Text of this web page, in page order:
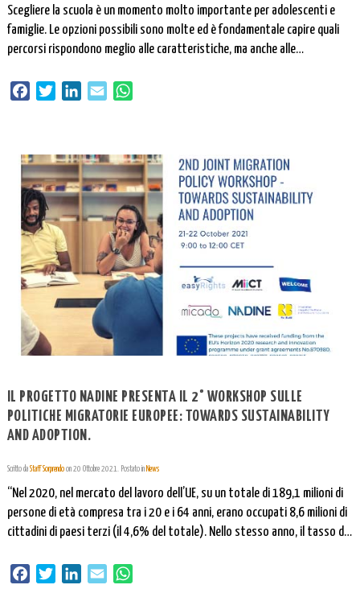
Scegliere la scuola è un momento molto importante per adolescenti e
famiglie. Le opzioni possibili sono molte ed è fondamentale capire quali
percorsi rispondono meglio alle caratteristiche, ma anche alle
studente. Per accompagnare migliaia di famiglie e studenti in questa fase
FacebookTwitter LinkedIn Email
IL PROGETTO NADINE PRESENTA IL 2° WORKSHOP SULLE
POLITICHE MIGRATORIE EUROPEE: TOWARDS SUSTAINABILITY
AND ADOPTION.
Scritto da Staff Sorprendoon 20 Ottobre 2021. Postato in News
“Nel 2020, nel mercato del lavoro dell’UE, su un totale di 189,1 milioni di
persone di età compresa tra i 20 e i 64 anni, erano occupati 8,6 milioni di
cittadini di paesi terzi (il 4,6% del totale). Nello stesso anno, il tasso di
[…]
FacebookTwitter LinkedIn Email